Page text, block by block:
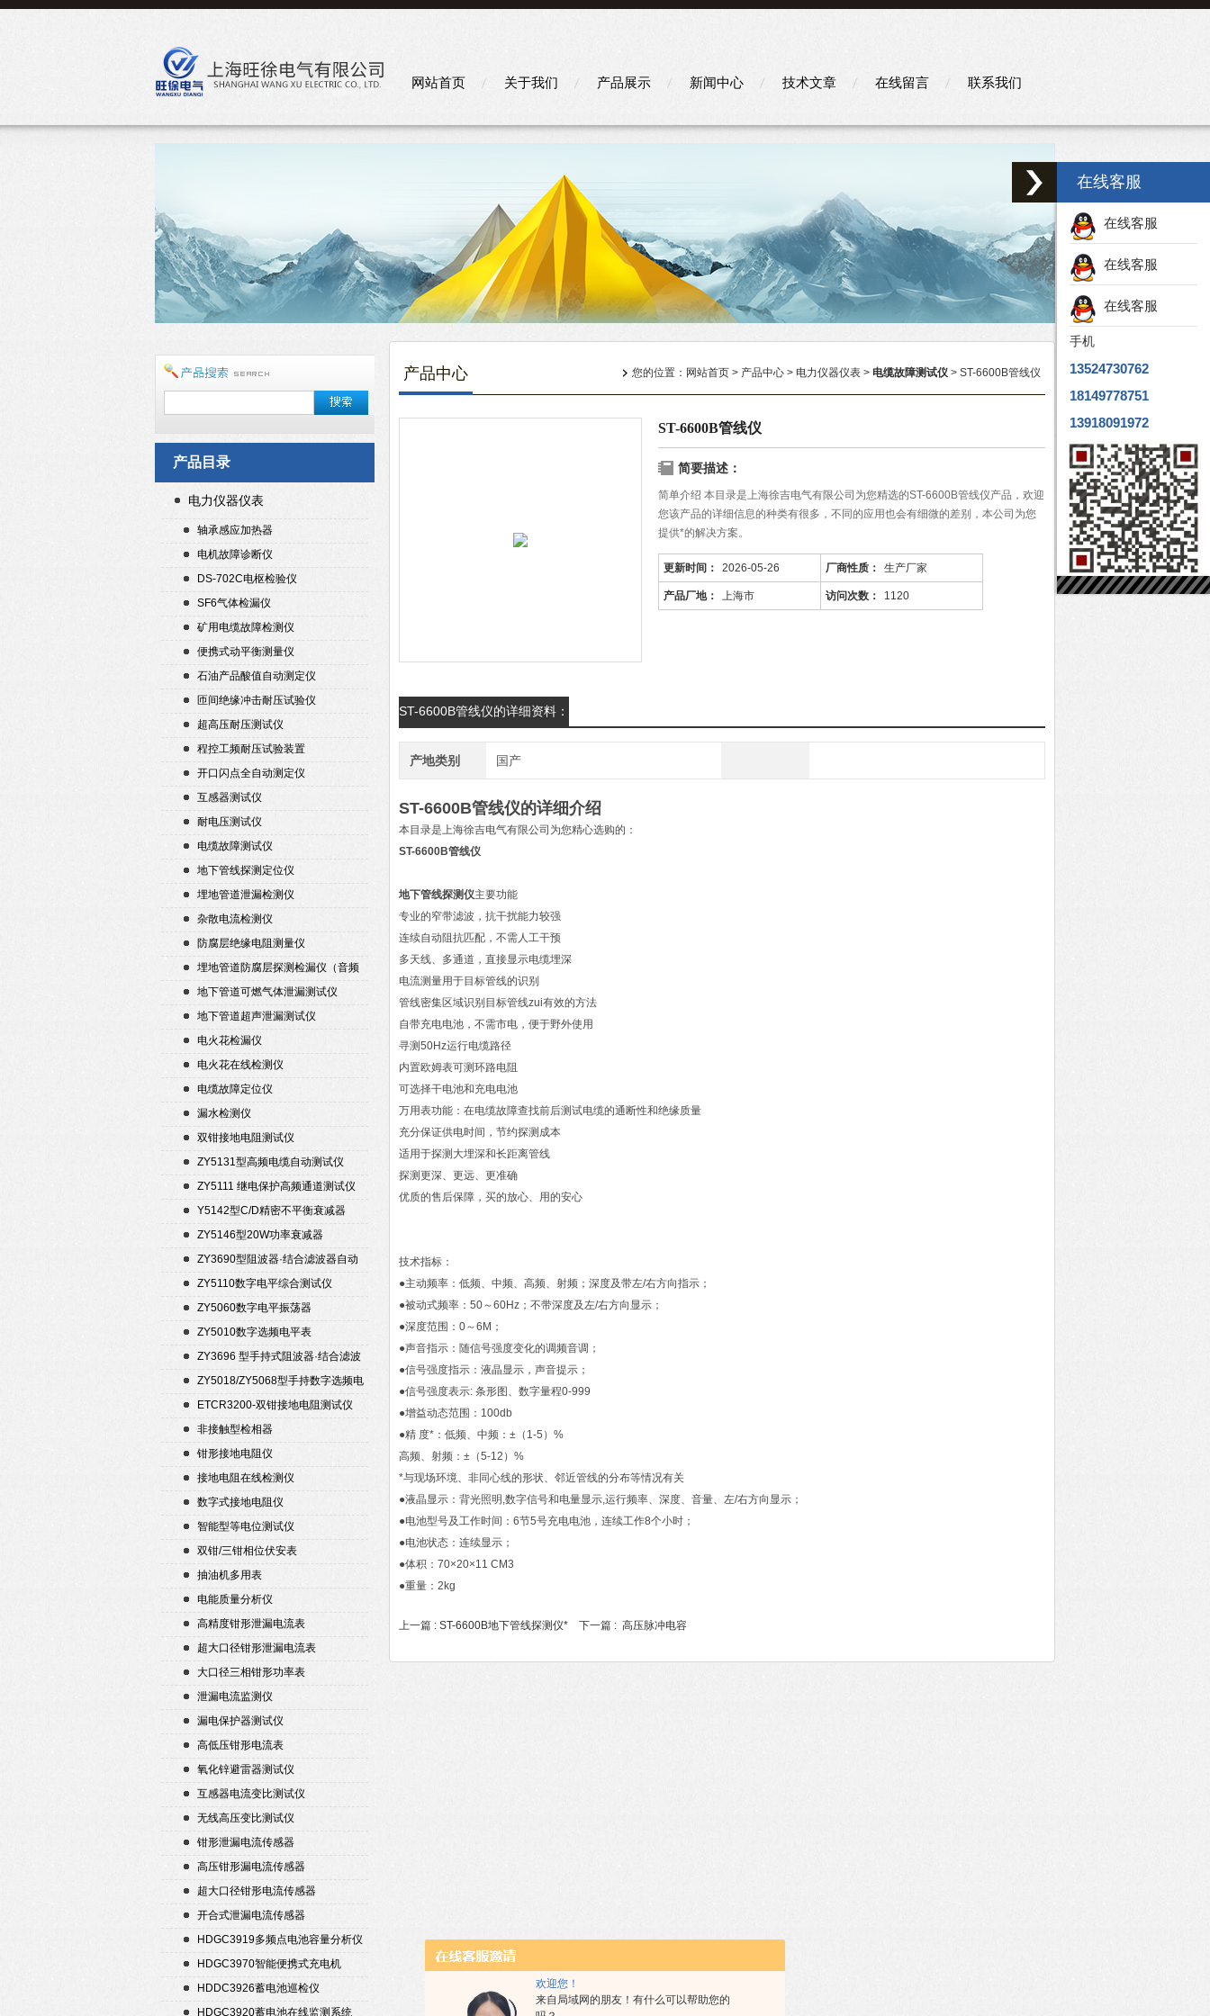
欢迎您！
来自局域网的朋友！有什么可以帮助您的
网站首页 关于我们 产品展示 新闻中心 技术文章 在线留言 联系我们
产品目录
电力仪器仪表
轴承感应加热器
电机故障诊断仪
DS-702C电枢检验仪
SF6气体检漏仪
矿用电缆故障检测仪
便携式动平衡测量仪
石油产品酸值自动测定仪
匝间绝缘冲击耐压试验仪
超高压耐压测试仪
程控工频耐压试验装置
开口闪点全自动测定仪
互感器测试仪
耐电压测试仪
电缆故障测试仪
地下管线探测定位仪
埋地管道泄漏检测仪
杂散电流检测仪
防腐层绝缘电阻测量仪
埋地管道防腐层探测检漏仪（音频
检漏仪）
地下管道可燃气体泄漏测试仪
地下管道超声泄漏测试仪
电火花检漏仪
电火花在线检测仪
电缆故障定位仪
漏水检测仪
双钳接地电阻测试仪
ZY5131型高频电缆自动测试仪
ZY5111 继电保护高频通道测试仪
Y5142型C/D精密不平衡衰减器
（50Ω）
ZY5146型20W功率衰减器
ZY3690型阻波器·结合滤波器自动
测试仪
ZY5110数字电平综合测试仪
ZY5060数字电平振荡器
ZY5010数字选频电平表
ZY3696 型手持式阻波器·结合滤波
器自动测试仪
ZY5018/ZY5068型手持数字选频电
平表/电平振荡器
ETCR3200-双钳接地电阻测试仪
非接触型检相器
钳形接地电阻仪
接地电阻在线检测仪
数字式接地电阻仪
智能型等电位测试仪
双钳/三钳相位伏安表
抽油机多用表
电能质量分析仪
高精度钳形泄漏电流表
超大口径钳形泄漏电流表
大口径三相钳形功率表
泄漏电流监测仪
漏电保护器测试仪
高低压钳形电流表
氧化锌避雷器测试仪
互感器电流变比测试仪
无线高压变比测试仪
钳形泄漏电流传感器
高压钳形漏电流传感器
超大口径钳形电流传感器
开合式泄漏电流传感器
HDGC3919多频点电池容量分析仪
HDGC3970智能便携式充电机
HDDC3926蓄电池巡检仪
HDGC3920蓄电池在线监测系统
产品中心 您的位置： 网站首页 > 产品中心 > 电力仪器仪表 > 电缆故障测试仪 > ST-6600B管线仪
ST-6600B管线仪
简要描述：
简单介绍 本目录是上海徐吉电气有限公司为您精选的ST-6600B管线仪产品，欢迎
您该产品的详细信息的种类有很多，不同的应用也会有细微的差别，本公司为您
提供*的解决方案。
更新时间： 2026-05-26 厂商性质： 生产厂家
产品厂地： 上海市 访问次数： 1120
ST-6600B管线仪的详细资料：
产地类别 国产
ST-6600B管线仪的详细介绍
本目录是上海徐吉电气有限公司为您精心选购的：
ST-6600B管线仪
地下管线探测仪主要功能
专业的窄带滤波，抗干扰能力较强
连续自动阻抗匹配，不需人工干预
多天线、多通道，直接显示电缆埋深
电流测量用于目标管线的识别
管线密集区域识别目标管线zui有效的方法
自带充电电池，不需市电，便于野外使用
寻测50Hz运行电缆路径
内置欧姆表可测环路电阻
可选择干电池和充电电池
万用表功能：在电缆故障查找前后测试电缆的通断性和绝缘质量
充分保证供电时间，节约探测成本
适用于探测大埋深和长距离管线
探测更深、更远、更准确
优质的售后保障，买的放心、用的安心
技术指标：
●主动频率：低频、中频、高频、射频；深度及带左/右方向指示；
●被动式频率：50～60Hz；不带深度及左/右方向显示；
●深度范围：0～6M；
●声音指示：随信号强度变化的调频音调；
●信号强度指示：液晶显示，声音提示；
●信号强度表示: 条形图、数字量程0-999
●增益动态范围：100db
●精 度*：低频、中频：±（1-5）%
高频、射频：±（5-12）%
*与现场环境、非同心线的形状、邻近管线的分布等情况有关
●液晶显示：背光照明,数字信号和电量显示,运行频率、深度、音量、左/右方向显示；
●电池型号及工作时间：6节5号充电电池，连续工作8个小时；
●电池状态：连续显示；
●体积：70×20×11 CM3
●重量：2kg
上一篇 : ST-6600B地下管线探测仪* 下一篇 : 高压脉冲电容
在线客服
在线客服
在线客服
在线客服
手机
13524730762
18149778751
13918091972